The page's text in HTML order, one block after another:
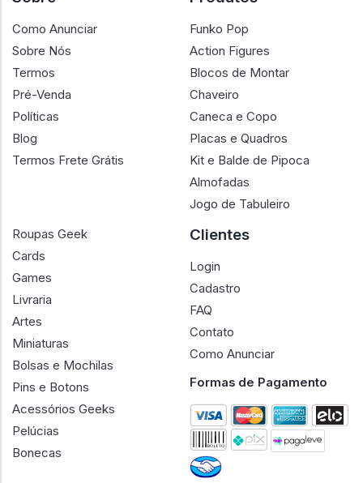
Como Anunciar
Sobre Nós
Termos
Pré-Venda
Políticas
Blog
Termos Frete Grátis
Funko Pop
Action Figures
Blocos de Montar
Chaveiro
Caneca e Copo
Placas e Quadros
Kit e Balde de Pipoca
Almofadas
Jogo de Tabuleiro
Roupas Geek
Cards
Games
Livraria
Artes
Miniaturas
Bolsas e Mochilas
Pins e Botons
Acessórios Geeks
Pelúcias
Bonecas
Clientes
Login
Cadastro
FAQ
Contato
Como Anunciar
Formas de Pagamento